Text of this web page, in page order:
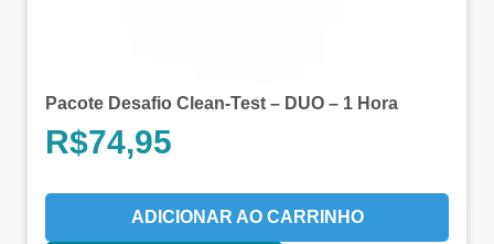
Pacote Desafio Clean-Test – DUO – 1 Hora
R$74,95
ADICIONAR AO CARRINHO